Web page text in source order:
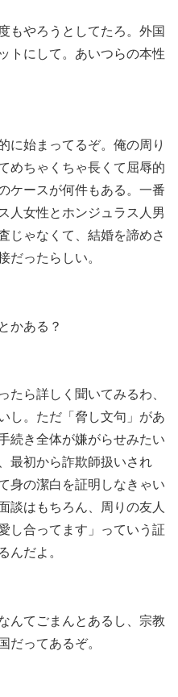
もやろうとしてたろ。外国
トにして。あいつらの本性
に始まってるぞ。俺の周り
めちゃくちゃ長くて屈辱的
ケースが何件もある。一番
人女性とホンジュラス人男
じゃなくて、結婚を諦めさ
だったらしい。
かある？
たら詳しく聞いてみるわ、
し。ただ「脅し文句」があ
続き全体が嫌がらせみたい
最初から詐欺師扱いされ
身の潔白を証明しなきゃい
談はもちろん、周りの友人
し合ってます」っていう証
んだよ。
んてごまんとあるし、宗教
だってあるぞ。